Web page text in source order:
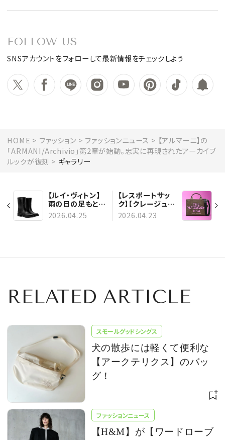
FOLLOW US
SNSアカウントをフォローして最新情報をチェックしよう
HOME ファッション ファッションニュース
【アルマーニ】の
「ARMANI/Archivio」第2章が始動。忠実に再現されたアーカイブ
ルックが復刻
ギャラリー
【ルイ・ヴィトン】
雨の日の足もとを
洗練させる。新作
「ドロップス フラ
2026.04.25
【レスポートサッ
ク】【クレージュ】
など、新作バッグ3
選！ 充実した機能
2026.04.23
RELATED ARTICLE
スモールグッドシングス
犬の散歩には軽くて便利な
【アークテリクス】のバッ
グ！
ファッションニュース
【H&M】が【ワードローブ